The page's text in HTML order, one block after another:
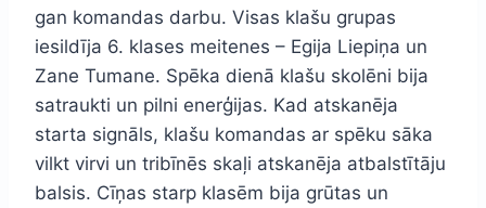
gan komandas darbu. Visas klašu grupas
iesildīja 6. klases meitenes – Egija Liepiņa un
Zane Tumane. Spēka dienā klašu skolēni bija
satraukti un pilni enerģijas. Kad atskanēja
starta signāls, klašu komandas ar spēku sāka
vilkt virvi un tribīnēs skaļi atskanēja atbalstītāju
balsis. Cīņas starp klasēm bija grūtas un